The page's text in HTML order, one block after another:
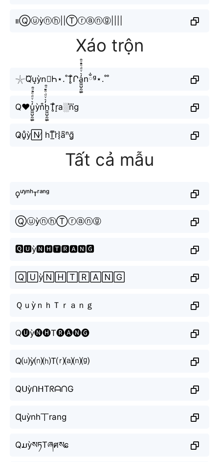
။Ⓠⓤỳⓝⓗ||Ⓣⓡⓐⓝⓖ||||
Xáo trộn
𓇼Q⃜u̝ỳn⃣Һ⋆.˚T̥ͦՐa̼͖̺̠̰͇̙̓͛ͮͩͦ̎ͦ̑ͅnྂᵍ⋆.˚˚
Q♥u̼͖̺̠̰͇̙̓͛ͮͩͦ̎ͦ̑ͅỳn͒h̼͖̺̠̰͇̙̓͛ͮͩͦ̎ͦ̑ͅT̥ͦr̝a░n⃜g
Q̷u̥ͦỳ🄽̸ hT̲̅r͛⦚a͆ⁿg̰̃
Tất cả mẫu
ǫᵘʸ̀ⁿʰᴛʳᵃⁿᵍ
ⓆⓤỳⓝⓗⓉⓡⓐⓝⓖ
🆀🆄ỳ🅽🅷🆃🆁🅰🅽🅶
🅀🅄ỳ🄽🄷🅃🅁🄰🄽🄶
ＱｕỳｎｈＴｒａｎｇ
Q🅤ỳ🅝🅗T🅡🅐🅝🅖
Q⒰ỳ⒩⒣T⒭⒜⒩⒢
QᑌỳᑎᕼTᖇᗩᑎG
Ɋuỳnh丅rang
QມỳསཏTཞศསɕ